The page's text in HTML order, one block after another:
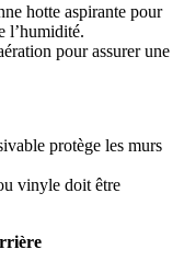
hotte aspirante pour
l’humidité.
pour assurer une
protège les murs
vinyle doit être